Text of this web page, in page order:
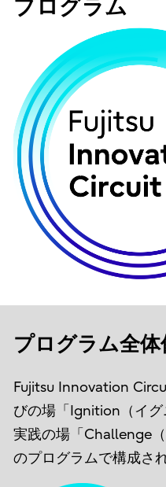
プログラム
プログラム全体
Fujitsu Innovation
びの場「Ignition（イ
実践の場「Challenge
のプログラムで構成さ